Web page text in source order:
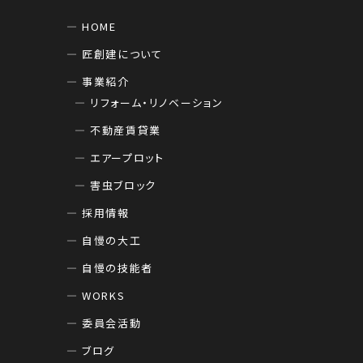
HOME
匠創建について
事業紹介
リフォーム・リノベーション
不動産賃貸業
エアープロット
害虫ブロック
採用情報
自慢の大工
自慢の技能者
WORKS
委員会活動
ブログ